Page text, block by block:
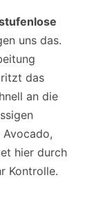
uns das.
das
an die
hier durch
Kontrolle.